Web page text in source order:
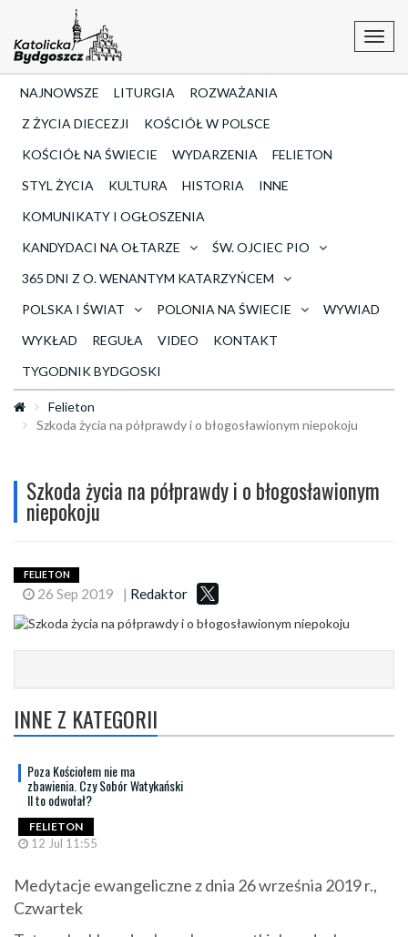
NAJNOWSZE LITURGIA
ROZWAŻANIA
Z ŻYCIA DIECEZJI
KOŚCIÓŁ W POLSCE
KOŚCIÓŁ NA ŚWIECIE
WYDARZENIA
FELIETON
STYL ŻYCIA
KULTURA HISTORIA
INNE
KOMUNIKATY I OGŁOSZENIA
KANDYDACI NA OŁTARZE
ŚW. OJCIEC PIO
365 DNI Z O. WENANTYM KATARZYŃCEM
POLSKA I ŚWIAT
POLONIA NA ŚWIECIE
WYWIAD
WYKŁAD
REGUŁA VIDEO
KONTAKT
TYGODNIK BYDGOSKI
Felieton
Szkoda życia na półprawdy i o błogosławionym niepokoju
Szkoda życia na półprawdy i o błogosławionym
niepokoju
FELIETON
26 Sep 2019 | Redaktor
INNE Z KATEGORII
Poza Kościołem nie ma
zbawienia. Czy Sobór Watykański
II to odwołał?
FELIETON
12 Jul 11:55
Medytacje ewangeliczne z dnia 26 września 2019 r.,
Czwartek